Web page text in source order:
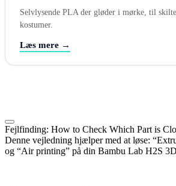
Selvlysende PLA der gløder i mørke, til
kostumer.
Læs mere →
Fejlfinding: How to Check Which Part is
Denne vejledning hjælper med at løse:
og “Air printing” på din Bambu Lab H2S